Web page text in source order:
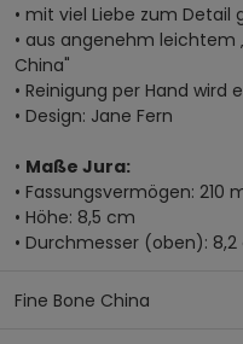
• mit viel Liebe zum Detail
• aus angenehm leichtem
China"
• Reinigung per Hand wird
• Design: Jane Fern
• Maße Jura:
• Fassungsvermögen: 210
• Höhe: 8,5 cm
• Durchmesser (oben):
Fine Bone China